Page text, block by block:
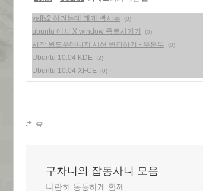
yaffs2 하려는데 왜케 빡시누 (0)
ubuntu 에서 X window 종료시키기 (0)
시작 윈도우매니저 세션 변경하기 - 우분투 (0)
Ubuntu 10.04 KDE (2)
Ubuntu 10.04 XFCE (0)
구차니의 잡동사니 모음
나란히 동등하게 함께